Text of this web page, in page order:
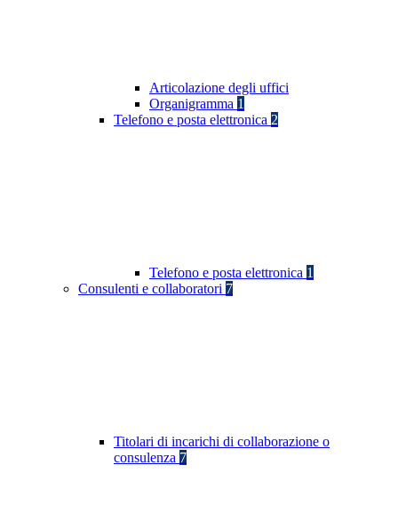
Articolazione degli uffici
Organigramma 1
Telefono e posta elettronica 2
Telefono e posta elettronica 1
Consulenti e collaboratori 7
Titolari di incarichi di collaborazione o
consulenza 7